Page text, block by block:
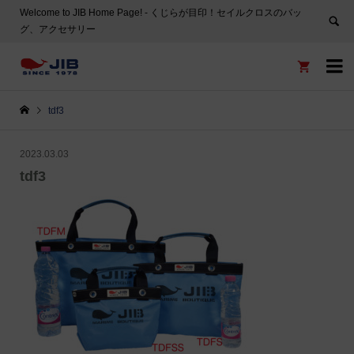
Welcome to JIB Home Page! ‐ くじらが目印！セイルクロスのバッ
グ、アクセサリー


tdf3
2023.03.03
tdf3